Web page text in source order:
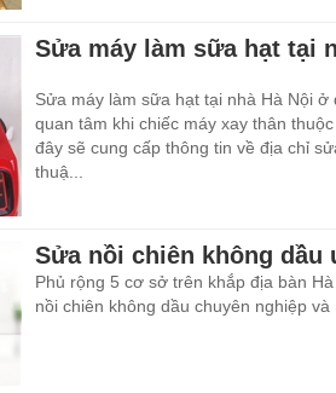
Sửa máy làm sữa hạt tại
Sửa máy làm sữa hạt tại nhà Hà Nội
quan tâm khi chiếc máy xay thân
đây sẽ cung cấp thông tin về địa chỉ
thuậ...
Sửa nồi chiên không dầu
Phủ rộng 5 cơ sở trên khắp địa bàn
nồi chiên không dầu chuyên nghiệp